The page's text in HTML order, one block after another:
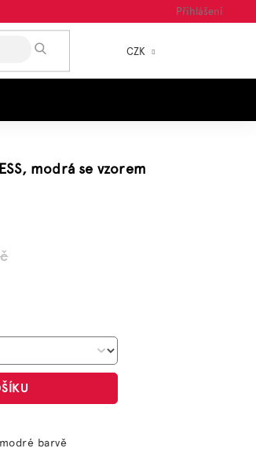
CZK
Přihlášení
modrá se vzorem
barvě